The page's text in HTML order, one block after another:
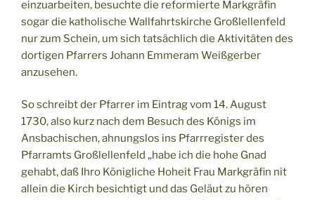
einzuarbeiten, besuchte die reformierte Markgräfin
sogar die katholische Wallfahrtskirche Großlellenfeld
nur zum Schein, um sich tatsächlich die Aktivitäten des
dortigen Pfarrers Johann Emmeram Weißgerber
anzusehen.
So schreibt der Pfarrer im Eintrag vom 14. August
1730, also kurz nach dem Besuch des Königs im
Ansbachischen, ahnungslos ins Pfarrregister des
Pfarramts Großlellenfeld „habe ich die hohe Gnad
gehabt, daß Ihro Königliche Hoheit Frau Markgräfin nit
allein die Kirch besichtigt und das Geläut zu hören